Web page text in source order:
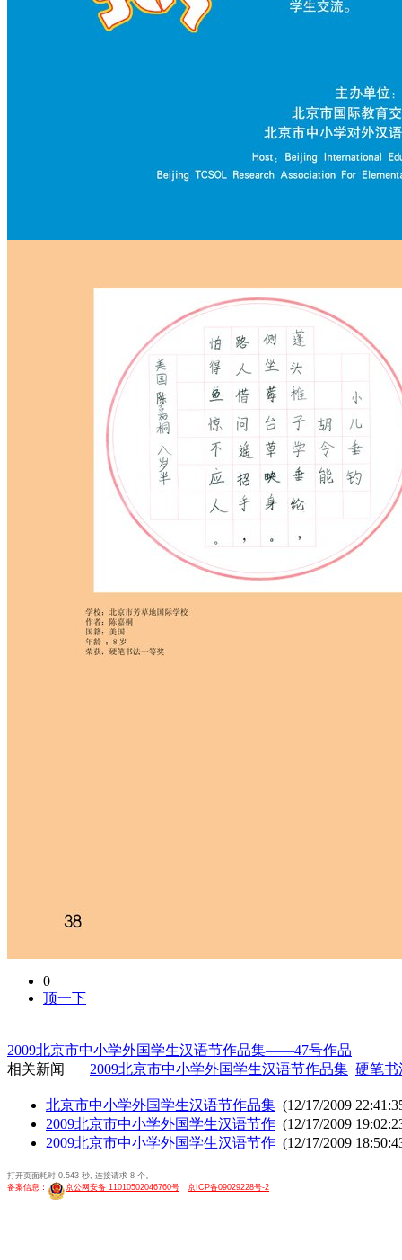
0
顶一下
2009北京市中小学外国学生汉语节作品集——47号作品
相关新闻
2009北京市中小学外国学生汉语节作品集 硬笔书
北京市中小学外国学生汉语节作品集 (12/17/2009
2009北京市中小学外国学生汉语节作 (12/17/2009
2009北京市中小学外国学生汉语节作 (12/17/2009
打开页面耗时 0.543 秒, 连接请求 8 个。
备案信息：
京公网安备 11010502046760号 京ICP备09029228号-2